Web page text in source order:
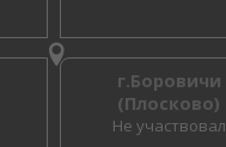
г.Боровичи
(Плосково)
Не участвовал